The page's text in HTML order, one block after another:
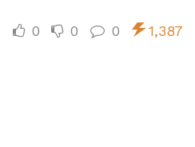
0 0 0 1,387